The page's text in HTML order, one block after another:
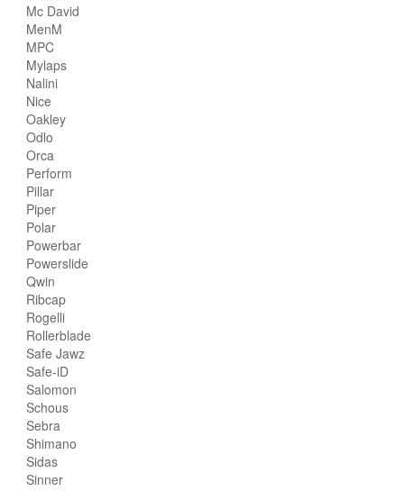
Mc David
MenM
MPC
Mylaps
Nalini
Nice
Oakley
Odlo
Orca
Perform
Pillar
Piper
Polar
Powerbar
Powerslide
Qwin
Ribcap
Rogelli
Rollerblade
Safe Jawz
Safe-iD
Salomon
Schous
Sebra
Shimano
Sidas
Sinner